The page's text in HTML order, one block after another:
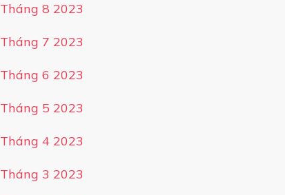
Tháng 8 2023
Tháng 7 2023
Tháng 6 2023
Tháng 5 2023
Tháng 4 2023
Tháng 3 2023